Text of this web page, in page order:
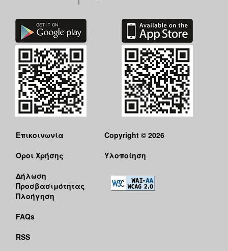
Επικοινωνία
Όροι Χρήσης
Δήλωση
Προσβασιμότητας
Πλοήγηση
FAQs
RSS
Copyright © 2026
Υλοποίηση